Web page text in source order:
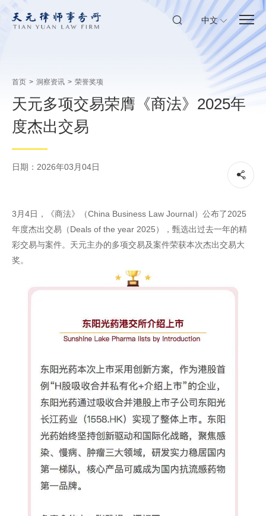
中文
首页 > 洞察资讯 > 荣誉奖项
天元多项交易荣膺《商法》2025年
度杰出交易
日期：2026年03月04日
3月4日，《商法》（China Business Law Journal）公布了2025
年度杰出交易（Deals of the year 2025），甄选出过去一年的精
彩交易与案件。天元主办的多项交易及案件荣获本次杰出交易大
奖。